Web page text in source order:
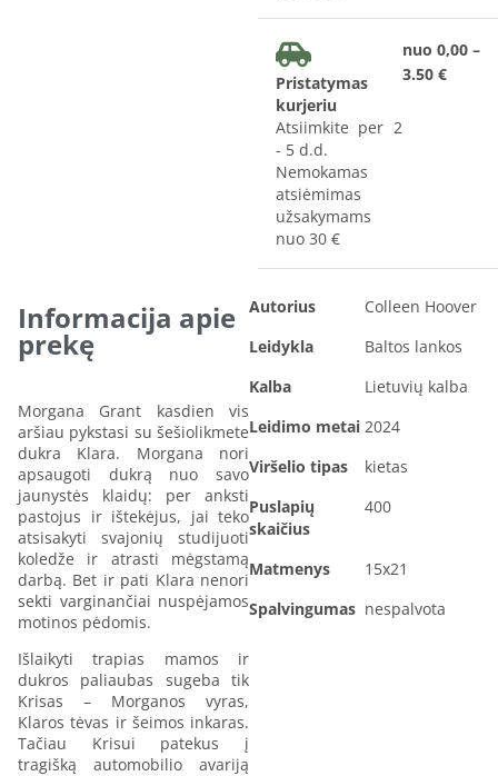
Pristatymas
kurjeriu
Atsiimkite per 2
- 5 d.d.
Nemokamas
atsiėmimas
užsakymams
nuo 30 €
nuo 0,00 –
3.50 €
Informacija apie
prekę
Morgana Grant kasdien vis
aršiau pykstasi su šešiolikmete
dukra Klara. Morgana nori
apsaugoti dukrą nuo savo
jaunystės klaidų: per anksti
pastojus ir ištekėjus, jai teko
atsisakyti svajonių studijuoti
koledže ir atrasti mėgstamą
darbą. Bet ir pati Klara nenori
sekti varginančiai nuspėjamos
motinos pėdomis.
Išlaikyti trapias mamos ir
dukros paliaubas sugeba tik
Krisas – Morganos vyras,
Klaros tėvas ir šeimos inkaras.
Tačiau Krisui patekus į
tragišką automobilio avariją
Autorius
Colleen Hoover
Leidykla
Baltos lankos
Kalba
Lietuvių kalba
Leidimo metai 2024
Viršelio tipas
kietas
Puslapių
skaičius
400
Matmenys
15x21
Spalvingumas nespalvota